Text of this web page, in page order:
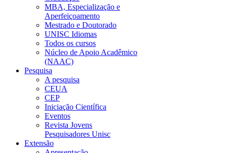
MBA, Especialização e
Aperfeiçoamento
Mestrado e Doutorado
UNISC Idiomas
Todos os cursos
Núcleo de Apoio Acadêmico
(NAAC)
Pesquisa
A pesquisa
CEUA
CEP
Iniciação Científica
Eventos
Revista Jovens
Pesquisadores Unisc
Extensão